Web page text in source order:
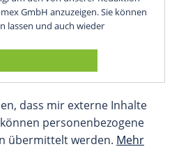
GmbH anzuzeigen. Sie können
lassen und auch wieder
dass mir externe Inhalte
personenbezogene
übermittelt werden. Mehr